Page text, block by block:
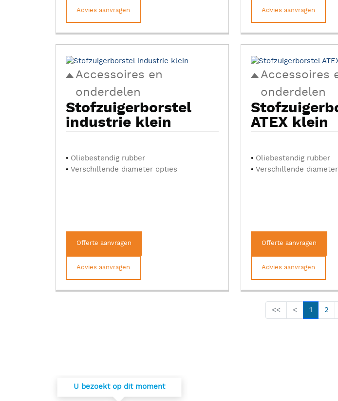
Advies aanvragen Advies aanvragen
Accessoires en
onderdelen
Stofzuigerborstel
industrie klein
Oliebestendig rubber
Verschillende diameter opties
Offerte aanvragen
Advies aanvragen
Accessoires
onderdelen
ATEX klein
Oliebestendig rubber
Verschillende
Offerte aanvragen
Advies aanvragen
<< < 1 2